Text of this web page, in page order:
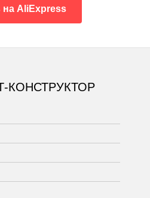
на AliExpress
КОНСТРУКТОР